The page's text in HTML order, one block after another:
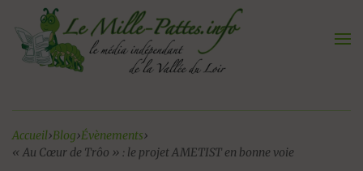
contenu
Accueil›Blog›Évènements›
« Au Cœur de Trôo » : le projet AMETIST en bonne voie